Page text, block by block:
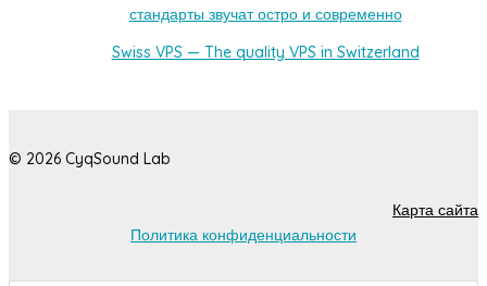
стандарты звучат остро и современно
Swiss VPS — The quality VPS in Switzerland
© 2026 CyqSound Lab
Карта сайта
Политика конфиденциальности